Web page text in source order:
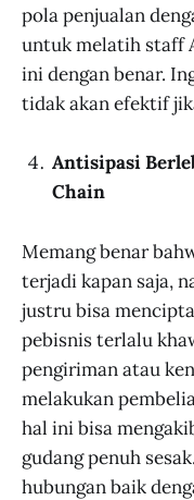
pola penjualan
untuk melatih staff
ini dengan benar.
tidak akan efektif
Antisipasi
Chain
Memang benar
terjadi kapan saja,
justru bisa
pebisnis terlalu
pengiriman atau
melakukan
hal ini bisa
gudang penuh
hubungan baik